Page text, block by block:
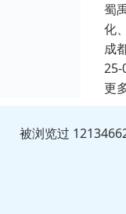
蜀
化
成
25-
更
被浏览过